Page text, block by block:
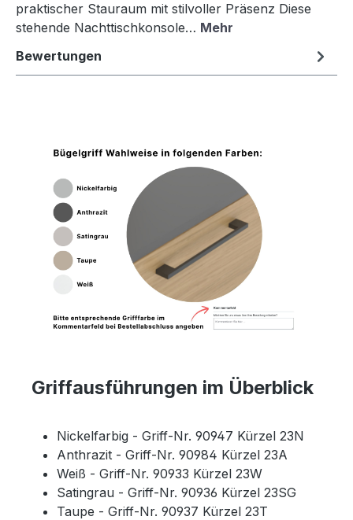
praktischer Stauraum mit stilvoller Präsenz Diese
stehende Nachttischkonsole… Mehr
Bewertungen
Griffausführungen im Überblick
Nickelfarbig - Griff-Nr. 90947 Kürzel 23N
Anthrazit - Griff-Nr. 90984 Kürzel 23A
Weiß - Griff-Nr. 90933 Kürzel 23W
Satingrau - Griff-Nr. 90936 Kürzel 23SG
Taupe - Griff-Nr. 90937 Kürzel 23T